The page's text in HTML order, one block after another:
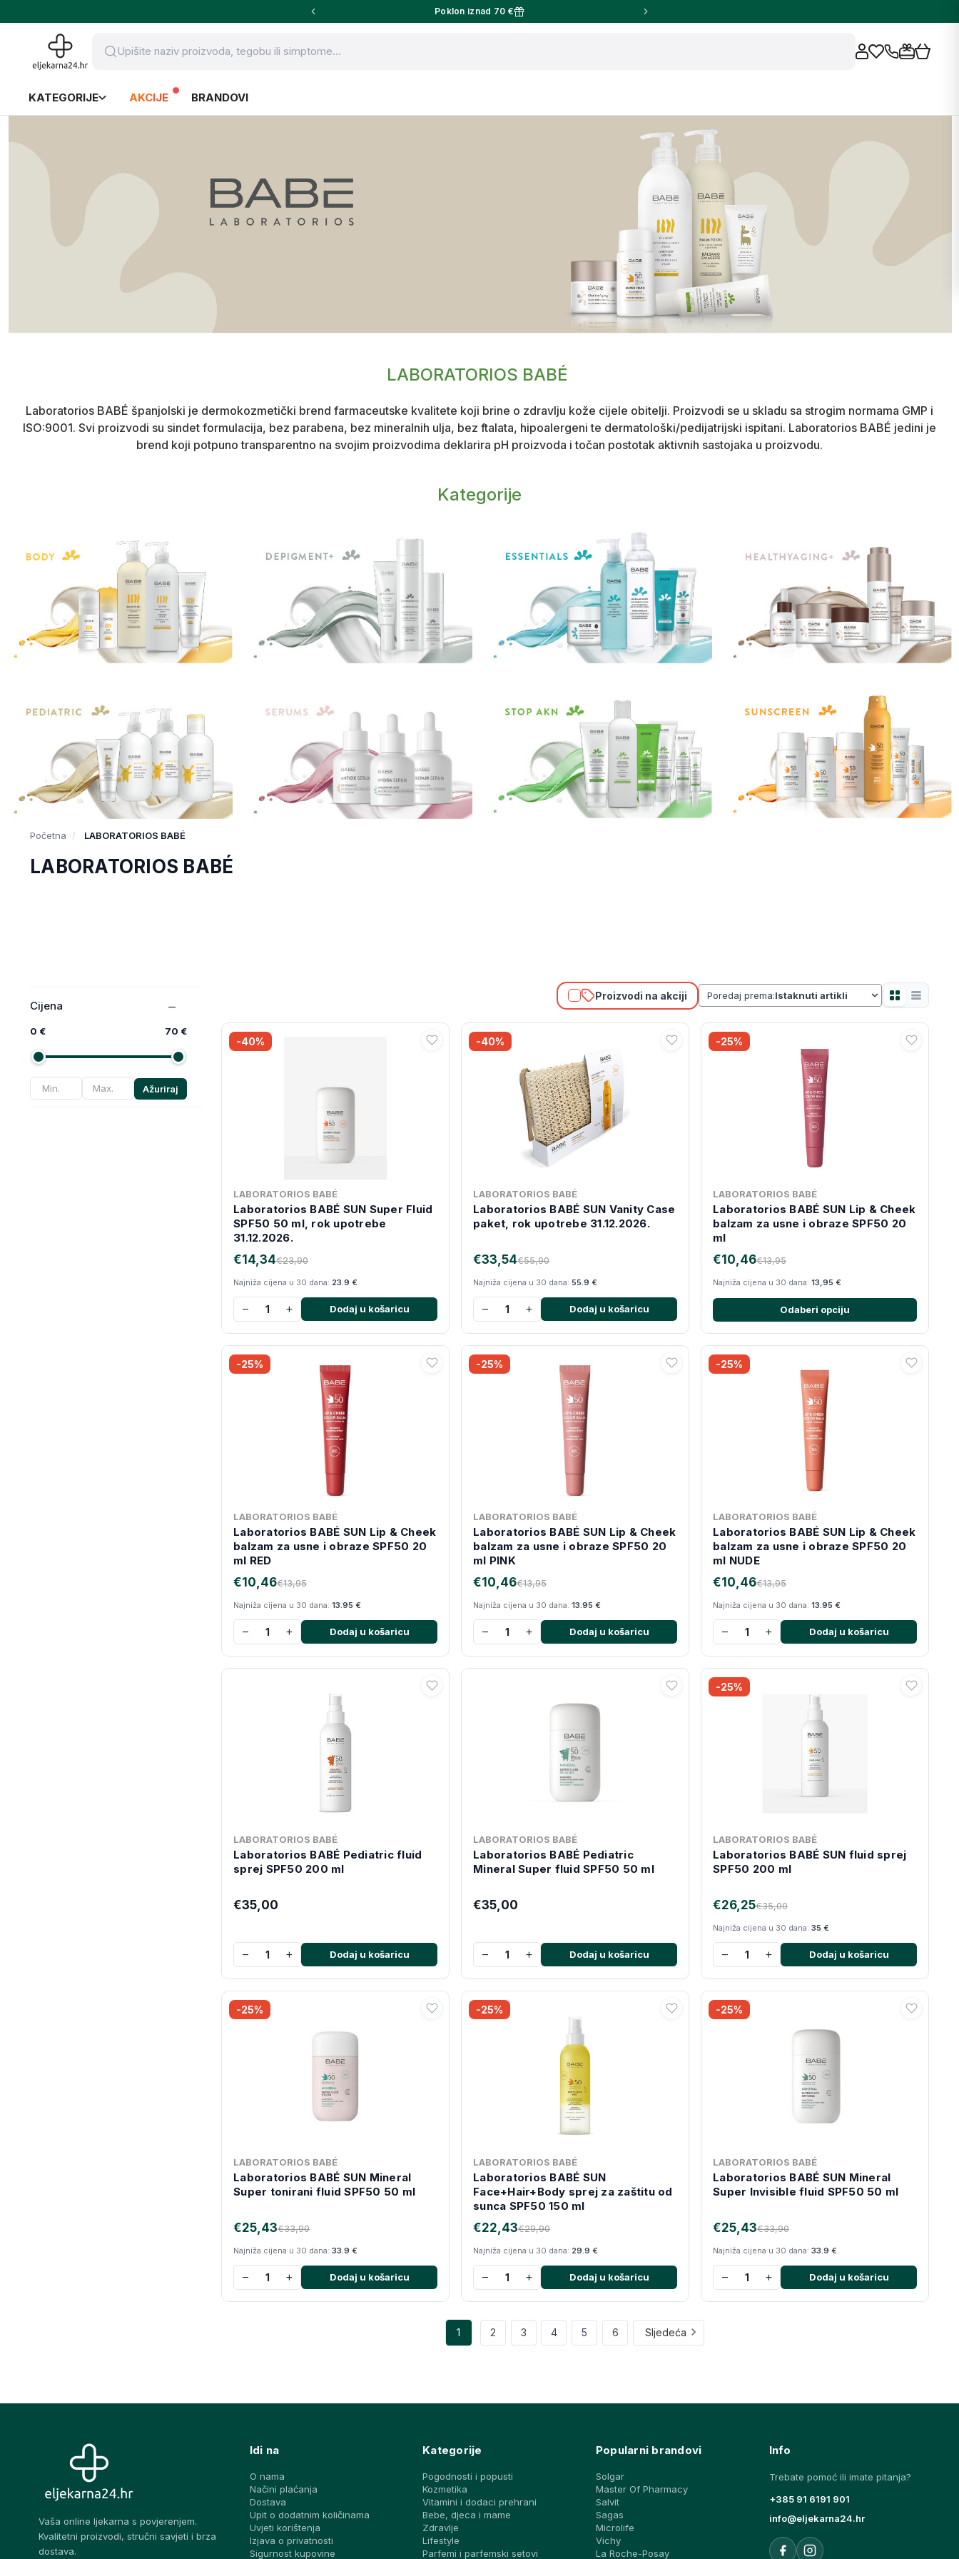
Poklon iznad 70 €
KATEGORIJE AKCIJE BRANDOVI
LABORATORIOS BABÉ
Laboratorios BABÉ španjolski je dermokozmetički brend farmaceutske kvalitete koji brine o zdravlju kože cijele obitelji. Proizvodi se u skladu sa strogim normama GMP i
ISO:9001. Svi proizvodi su sindet formulacija, bez parabena, bez mineralnih ulja, bez ftalata, hipoalergeni te dermatološki/pedijatrijski ispitani. Laboratorios BABÉ jedini je
brend koji potpuno transparentno na svojim proizvodima deklarira pH proizvoda i točan postotak aktivnih sastojaka u proizvodu.
Kategorije
Početna LABORATORIOS BABÉ
LABORATORIOS BABÉ
Cijena
0 € 70 €
Ažuriraj
Proizvodi na akciji Poredaj prema:
-40%
LABORATORIOS BABÉ
Laboratorios BABÉ SUN Super Fluid
SPF50 50 ml, rok upotrebe
31.12.2026.
€23,90
€14,34
Najniža cijena u 30 dana: 23.9 €
− + Dodaj u košaricu
-40%
LABORATORIOS BABÉ
Laboratorios BABÉ SUN Vanity Case
paket, rok upotrebe 31.12.2026.
€55,90
€33,54
Najniža cijena u 30 dana: 55.9 €
− + Dodaj u košaricu
-25%
LABORATORIOS BABÉ
Laboratorios BABÉ SUN Lip & Cheek
balzam za usne i obraze SPF50 20
ml
€13,95
€10,46
Najniža cijena u 30 dana: 13,95 €
Odaberi opciju
-25%
LABORATORIOS BABÉ
Laboratorios BABÉ SUN Lip & Cheek
balzam za usne i obraze SPF50 20
ml RED
€13,95
€10,46
Najniža cijena u 30 dana: 13.95 €
− + Dodaj u košaricu
-25%
LABORATORIOS BABÉ
Laboratorios BABÉ SUN Lip & Cheek
balzam za usne i obraze SPF50 20
ml PINK
€13,95
€10,46
Najniža cijena u 30 dana: 13.95 €
− + Dodaj u košaricu
-25%
LABORATORIOS BABÉ
Laboratorios BABÉ SUN Lip & Cheek
balzam za usne i obraze SPF50 20
ml NUDE
€13,95
€10,46
Najniža cijena u 30 dana: 13.95 €
− + Dodaj u košaricu
LABORATORIOS BABÉ
Laboratorios BABÉ Pediatric fluid
sprej SPF50 200 ml
€35,00
− + Dodaj u košaricu
LABORATORIOS BABÉ
Laboratorios BABÉ Pediatric
Mineral Super fluid SPF50 50 ml
€35,00
− + Dodaj u košaricu
-25%
LABORATORIOS BABÉ
Laboratorios BABÉ SUN fluid sprej
SPF50 200 ml
€35,00
€26,25
Najniža cijena u 30 dana: 35 €
− + Dodaj u košaricu
-25%
LABORATORIOS BABÉ
Laboratorios BABÉ SUN Mineral
Super tonirani fluid SPF50 50 ml
€33,90
€25,43
Najniža cijena u 30 dana: 33.9 €
− + Dodaj u košaricu
-25%
LABORATORIOS BABÉ
Laboratorios BABÉ SUN
Face+Hair+Body sprej za zaštitu od
sunca SPF50 150 ml
€29,90
€22,43
Najniža cijena u 30 dana: 29.9 €
− + Dodaj u košaricu
-25%
LABORATORIOS BABÉ
Laboratorios BABÉ SUN Mineral
Super Invisible fluid SPF50 50 ml
€33,90
€25,43
Najniža cijena u 30 dana: 33.9 €
− + Dodaj u košaricu
1 2 3 4 5 6 Sljedeća
Vaša online ljekarna s povjerenjem.
Kvalitetni proizvodi, stručni savjeti i brza
dostava.
Idi na
O nama
Načini plaćanja
Dostava
Upit o dodatnim količinama
Uvjeti korištenja
Izjava o privatnosti
Sigurnost kupovine
Kategorije
Pogodnosti i popusti
Kozmetika
Vitamini i dodaci prehrani
Bebe, djeca i mame
Zdravlje
Lifestyle
Parfemi i parfemski setovi
Popularni brandovi
Solgar
Master Of Pharmacy
Salvit
Sagas
Microlife
Vichy
La Roche-Posay
Info
Trebate pomoć ili imate pitanja?
+385 91 6191 901
info@eljekarna24.hr